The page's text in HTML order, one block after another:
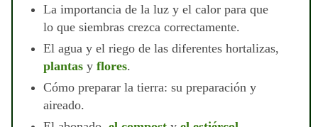
La importancia de la luz y el calor para que
lo que siembras crezca correctamente.
El agua y el riego de las diferentes hortalizas,
plantas y flores.
Cómo preparar la tierra: su preparación y
aireado.